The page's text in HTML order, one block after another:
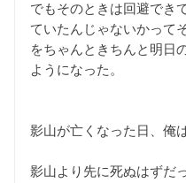
でもそのときは回避でき
ていたんじゃないかって
をちゃんときちんと明日
ようになった。
影山が亡くなった日、俺
影山より先に死ぬはずだ